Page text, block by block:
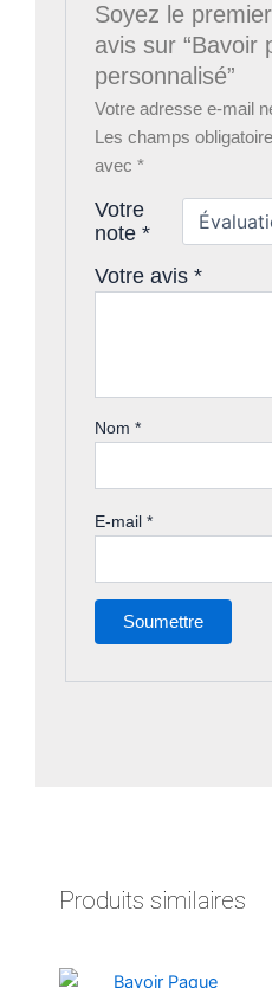
Soyez le
avis sur “Bavoir
personnalisé”
Votre adresse e-mail
Les champs
avec*
Votre
note*
Votre avis*
Nom*
E-mail*
Produits similaires